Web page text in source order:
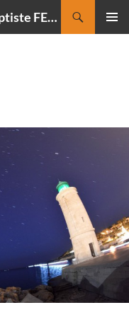
CIELMANIA : le blog de Jean-Baptiste FELDMANN, photographe du ciel